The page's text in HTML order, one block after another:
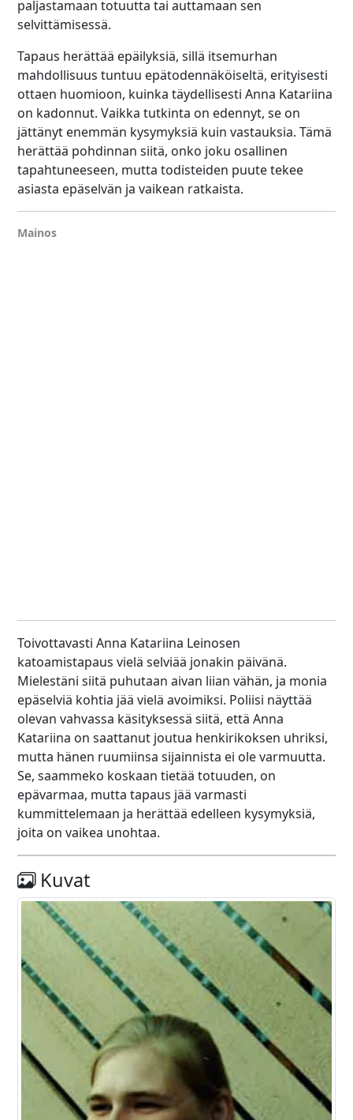
paljastamaan totuutta tai auttamaan sen
selvittämisessä.
Tapaus herättää epäilyksiä, sillä itsemurhan
mahdollisuus tuntuu epätodennäköiseltä, erityisesti
ottaen huomioon, kuinka täydellisesti Anna Katariina
on kadonnut. Vaikka tutkinta on edennyt, se on
jättänyt enemmän kysymyksiä kuin vastauksia. Tämä
herättää pohdinnan siitä, onko joku osallinen
tapahtuneeseen, mutta todisteiden puute tekee
asiasta epäselvän ja vaikean ratkaista.
Mainos
Toivottavasti Anna Katariina Leinosen
katoamistapaus vielä selviää jonakin päivänä.
Mielestäni siitä puhutaan aivan liian vähän, ja monia
epäselviä kohtia jää vielä avoimiksi. Poliisi näyttää
olevan vahvassa käsityksessä siitä, että Anna
Katariina on saattanut joutua henkirikoksen uhriksi,
mutta hänen ruumiinsa sijainnista ei ole varmuutta.
Se, saammeko koskaan tietää totuuden, on
epävarmaa, mutta tapaus jää varmasti
kummittelemaan ja herättää edelleen kysymyksiä,
joita on vaikea unohtaa.
Kuvat